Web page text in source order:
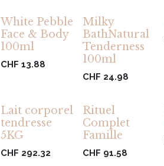
White Pebble
Face & Body
100ml
CHF 13.88
Milky
BathNatural
Tenderness
100ml
CHF 24.98
Lait corporel
tendresse
5KG
CHF 292.32
Rituel
Complet
Famille
CHF 91.58